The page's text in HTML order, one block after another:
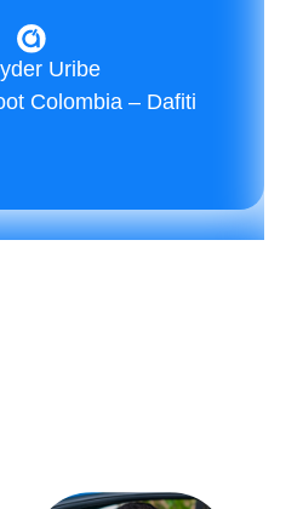
Uribe
Colombia – Dafiti